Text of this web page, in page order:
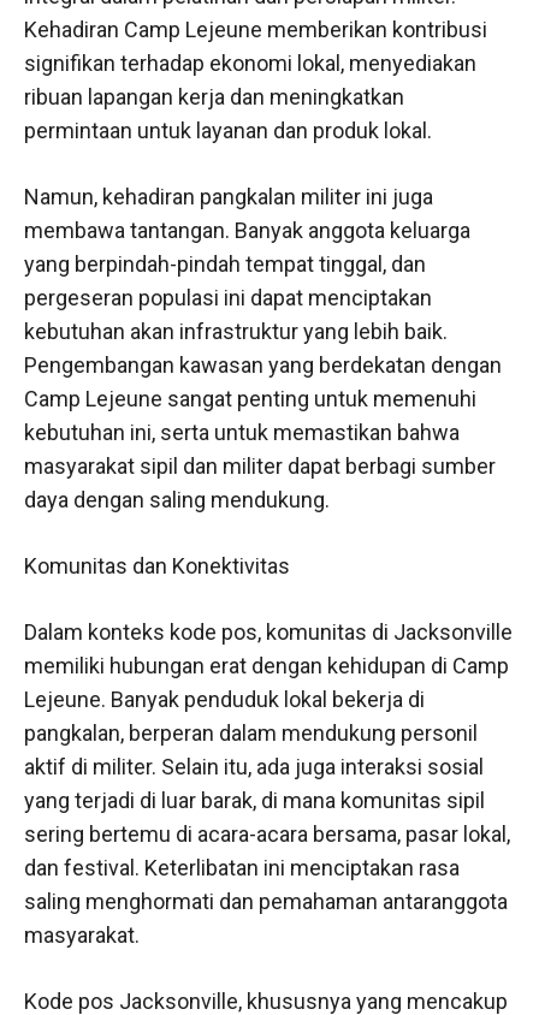
Kehadiran Camp Lejeune memberikan kontribusi
signifikan terhadap ekonomi lokal, menyediakan
ribuan lapangan kerja dan meningkatkan
permintaan untuk layanan dan produk lokal.
Namun, kehadiran pangkalan militer ini juga
membawa tantangan. Banyak anggota keluarga
yang berpindah-pindah tempat tinggal, dan
pergeseran populasi ini dapat menciptakan
kebutuhan akan infrastruktur yang lebih baik.
Pengembangan kawasan yang berdekatan dengan
Camp Lejeune sangat penting untuk memenuhi
kebutuhan ini, serta untuk memastikan bahwa
masyarakat sipil dan militer dapat berbagi sumber
daya dengan saling mendukung.
Komunitas dan Konektivitas
Dalam konteks kode pos, komunitas di Jacksonville
memiliki hubungan erat dengan kehidupan di Camp
Lejeune. Banyak penduduk lokal bekerja di
pangkalan, berperan dalam mendukung personil
aktif di militer. Selain itu, ada juga interaksi sosial
yang terjadi di luar barak, di mana komunitas sipil
sering bertemu di acara-acara bersama, pasar lokal,
dan festival. Keterlibatan ini menciptakan rasa
saling menghormati dan pemahaman antaranggota
masyarakat.
Kode pos Jacksonville, khususnya yang mencakup